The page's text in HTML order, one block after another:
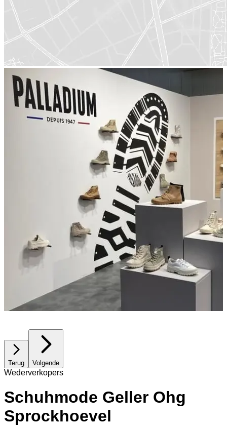
Terug Volgende
Wederverkopers
Schuhmode Geller Ohg
Sprockhoevel